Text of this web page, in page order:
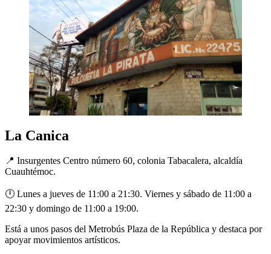
La Canica
📍 Insurgentes Centro número 60, colonia Tabacalera, alcaldía
Cuauhtémoc.
🕛 Lunes a jueves de 11:00 a 21:30. Viernes y sábado de 11:00 a
22:30 y domingo de 11:00 a 19:00.
Está a unos pasos del Metrobús Plaza de la República y destaca por
apoyar movimientos artísticos.